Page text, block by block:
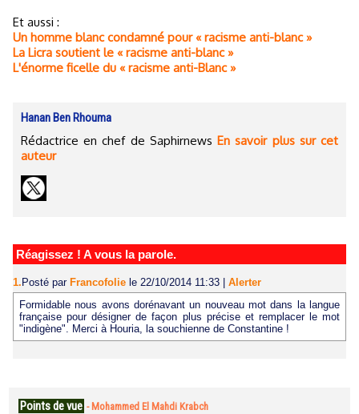
Et aussi :
Un homme blanc condamné pour « racisme anti-blanc »
La Licra soutient le « racisme anti-blanc »
L'énorme ficelle du « racisme anti-Blanc »
Hanan Ben Rhouma
Rédactrice en chef de SaphirnewsEn savoir plus sur cet
auteur
Réagissez ! A vous la parole.
1. Posté par Francofolie le 22/10/2014 11:33
Alerter
Formidable nous avons dorénavant un nouveau mot dans la langue
française pour désigner de façon plus précise et remplacer le mot
"indigène". Merci à Houria, la souchienne de Constantine !
Points de vue - Mohammed El Mahdi Krabch